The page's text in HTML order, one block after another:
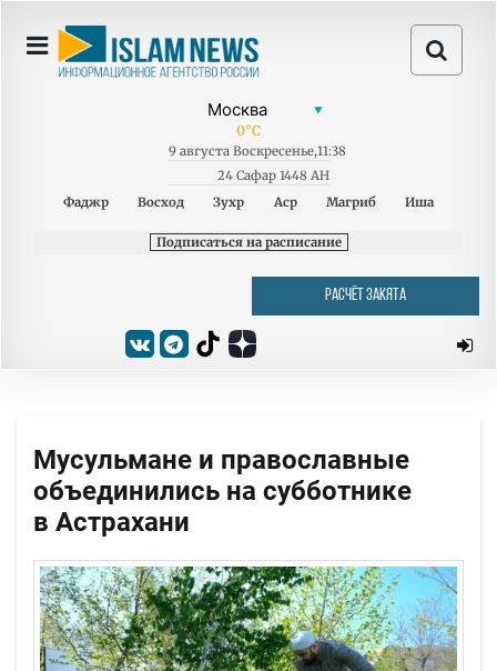
0°C
9 августа Воскресенье,11:38
24 Сафар 1448 AH
Фаджр
Восход Зухр Аср Магриб Иша
Подписаться на расписание
РАСЧЁТ ЗАКЯТА
Мусульмане и православные
объединились на субботнике
в Астрахани